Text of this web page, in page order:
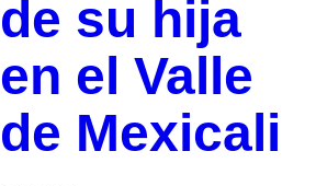
de su hija
en el Valle
de Mexicali